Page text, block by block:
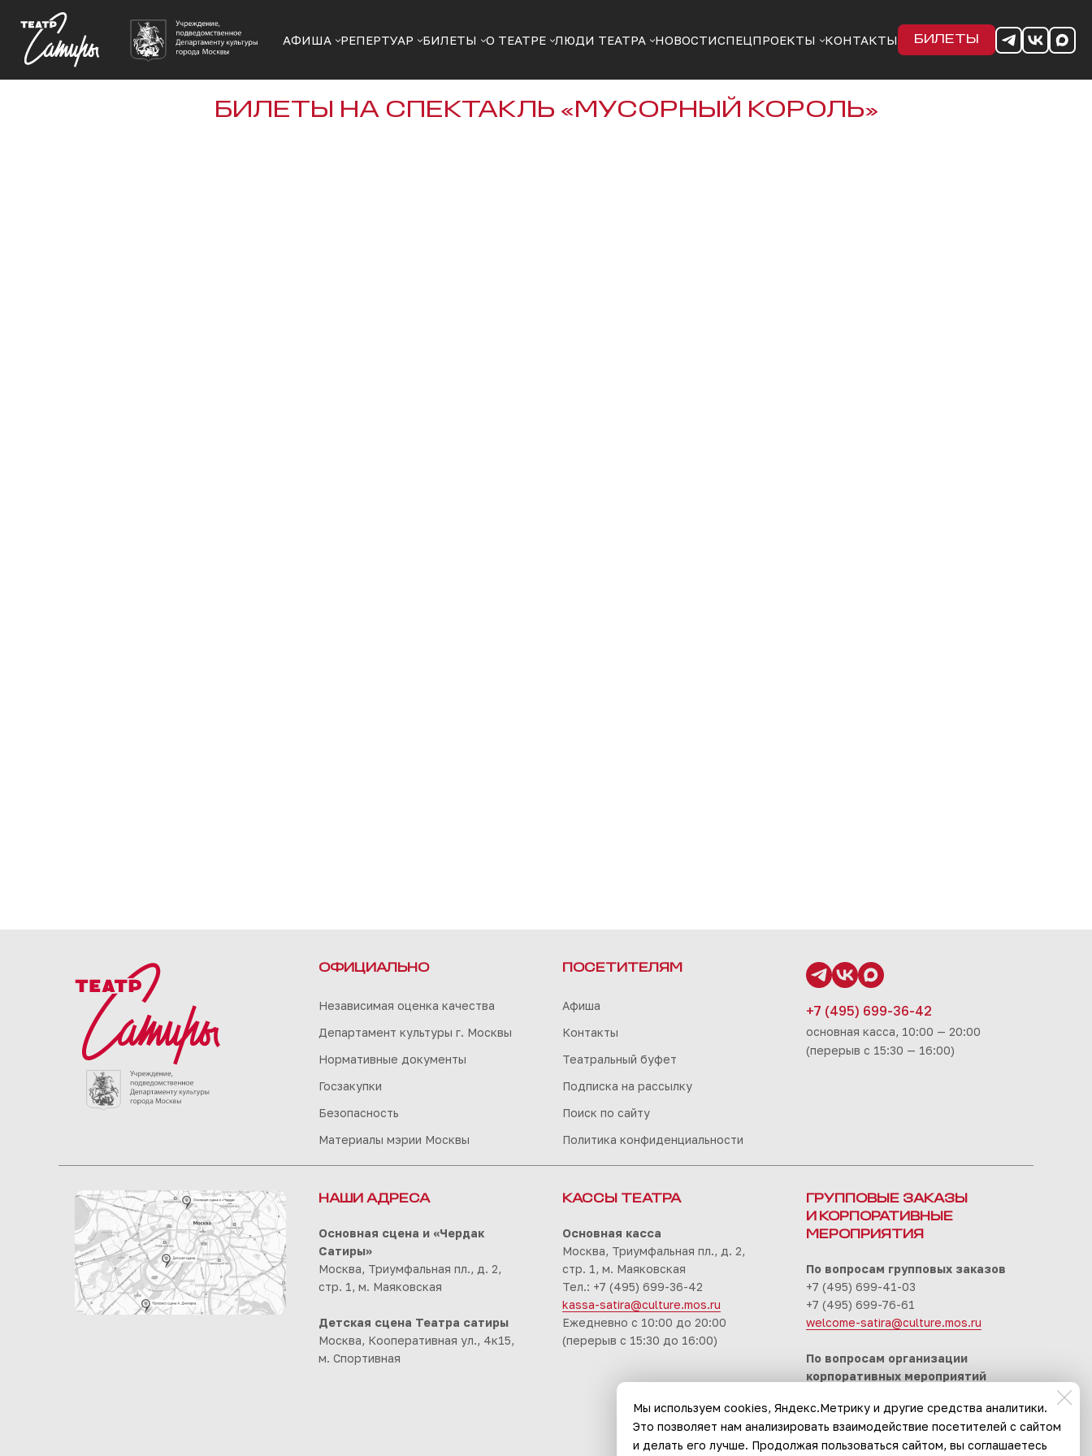
АФИША РЕПЕРТУАР БИЛЕТЫ О ТЕАТРЕ ЛЮДИ ТЕАТРА НОВОСТИСПЕЦПРОЕКТЫ КОНТАКТЫ БИЛЕТЫ
БИЛЕТЫ НА СПЕКТАКЛЬ «МУСОРНЫЙ КОРОЛЬ»
ОФИЦИАЛЬНО
Независимая оценка качества
Департамент культуры г. Москвы
Нормативные документы
Госзакупки
Безопасность
Материалы мэрии Москвы
ПОСЕТИТЕЛЯМ
Афиша
Контакты
Театральный буфет
Подписка на рассылку
Поиск по сайту
Политика конфиденциальности
+7 (495) 699-36-42
основная касса, 10:00 — 20:00
(перерыв с 15:30 — 16:00)
НАШИ АДРЕСА
Основная сцена и «Чердак
Сатиры»
Москва, Триумфальная пл., д. 2,
стр. 1, м. Маяковская
Детская сцена Театра сатиры
Москва, Кооперативная ул., 4к15,
м. Спортивная
КАССЫ ТЕАТРА
Основная касса
Москва, Триумфальная пл., д. 2,
стр. 1, м. Маяковская
Тел.: +7 (495) 699-36-42
kassa-satira@culture.mos.ru
Ежедневно с 10:00 до 20:00
(перерыв с 15:30 до 16:00)
ГРУППОВЫЕ ЗАКАЗЫ
И КОРПОРАТИВНЫЕ
МЕРОПРИЯТИЯ
По вопросам групповых заказов
+7 (495) 699-41-03
+7 (495) 699-76-61
welcome-satira@culture.mos.ru
По вопросам организации
корпоративных мероприятий
event-satira@culture.mos.ru
Мы используем cookies, Яндекс.Метрику и другие средства аналитики.
Это позволяет нам анализировать взаимодействие посетителей с сайтом
и делать его лучше. Продолжая пользоваться сайтом, вы соглашаетесь